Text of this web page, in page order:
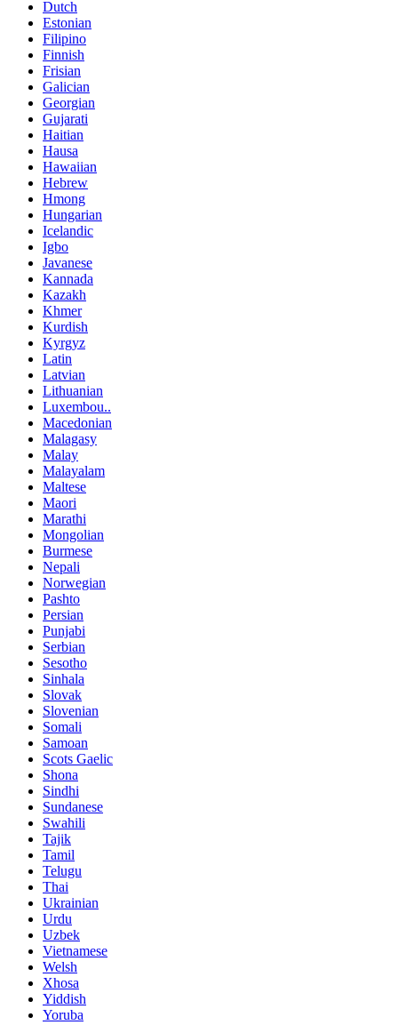
Dutch
Estonian
Filipino
Finnish
Frisian
Galician
Georgian
Gujarati
Haitian
Hausa
Hawaiian
Hebrew
Hmong
Hungarian
Icelandic
Igbo
Javanese
Kannada
Kazakh
Khmer
Kurdish
Kyrgyz
Latin
Latvian
Lithuanian
Luxembou..
Macedonian
Malagasy
Malay
Malayalam
Maltese
Maori
Marathi
Mongolian
Burmese
Nepali
Norwegian
Pashto
Persian
Punjabi
Serbian
Sesotho
Sinhala
Slovak
Slovenian
Somali
Samoan
Scots Gaelic
Shona
Sindhi
Sundanese
Swahili
Tajik
Tamil
Telugu
Thai
Ukrainian
Urdu
Uzbek
Vietnamese
Welsh
Xhosa
Yiddish
Yoruba